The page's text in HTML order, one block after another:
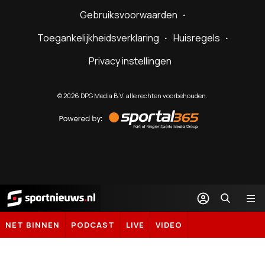
Gebruiksvoorwaarden
Toegankelijkheidsverklaring
Huisregels
Privacy instellingen
©2026 DPG Media B.V. alle rechten voorbehouden.
by
Sportal365
Sportnieuws.nl
NET BINNEN PODCAST LIVE VIDEO